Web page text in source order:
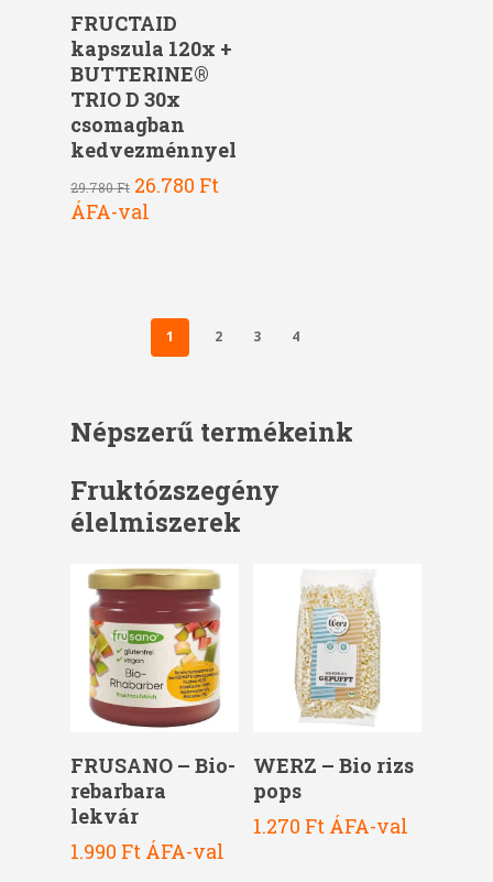
Kosárba Teszem
FRUCTAID
kapszula 120x +
BUTTERINE®
TRIO D 30x
csomagban
kedvezménnyel
29.780Ft Original
price
26.780 FtCurrent
ÁFA-val
1 2 3 4
Népszerű termékeink
Fruktózszegény
élelmiszerek
Kosárba Teszem
FRUSANO – Bio-
rebarbara
lekvár
1.990 Ft ÁFA-val
Kosárba Teszem
WERZ – Bio rizs
pops
1.270 Ft ÁFA-val